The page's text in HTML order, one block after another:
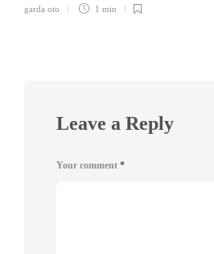
garda oto 1 min
Leave a Reply
Your comment *